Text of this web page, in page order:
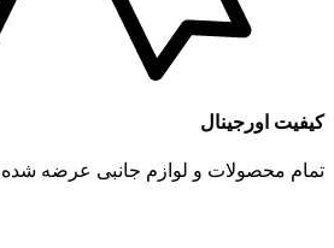
کیفیت اورجینال
تمام محصولات و لوازم جانبی عرضه